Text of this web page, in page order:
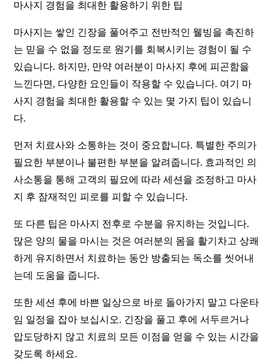
마사지 경험을 최대한 활용하기 위한 팁
마사지는 쌓인 긴장을 풀어주고 전반적인 웰빙을 촉진하
는 믿을 수 없을 정도로 원기를 회복시키는 경험이 될 수
있습니다. 하지만, 만약 여러분이 마사지 후에 피곤함을
느낀다면, 다양한 요인들이 작용할 수 있습니다. 여기 마
사지 경험을 최대한 활용할 수 있는 몇 가지 팁이 있습니
다.
먼저 치료사와 소통하는 것이 중요합니다. 특별한 주의가
필요한 부분이나 불편한 부분을 알려줍니다. 효과적인 의
사소통을 통해 고객의 필요에 따라 세션을 조정하고 마사
지 후 잠재적인 피로를 피할 수 있습니다.
또 다른 팁은 마사지 전후로 수분을 유지하는 것입니다.
많은 양의 물을 마시는 것은 여러분의 몸을 활기차고 상쾌
하게 유지하면서 치료하는 동안 방출되는 독소를 씻어내
는데 도움을 줍니다.
또한 세션 후에 바쁜 일상으로 바로 돌아가지 말고 다운타
임 일정을 잡아 보십시오. 긴장을 풀고 후에 서두르거나
압도당하지 않고 치료의 모든 이점을 얻을 수 있는 시간을
갖도록 하세요.